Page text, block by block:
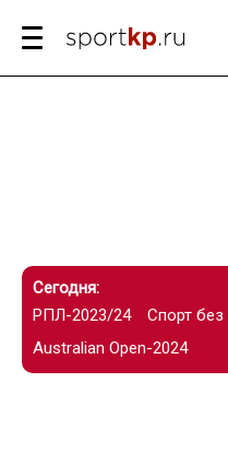
Сегодня:
РПЛ-2023/24
Спорт без
Australian Open-2024